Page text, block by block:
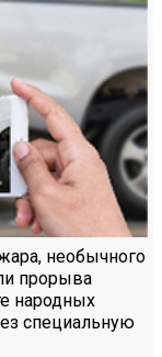
необычного
прорыва
народных
специальную